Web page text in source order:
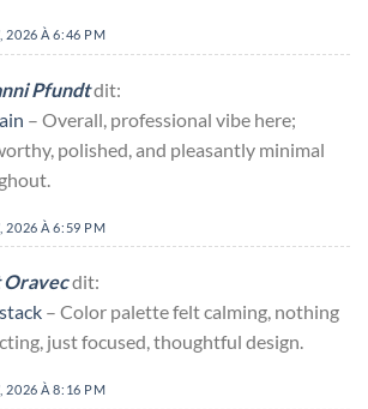
2026 À 6:46 PM
Pfundtdit:
– Overall, professional vibe here;
polished, and pleasantly minimal
2026 À 6:59 PM
Oravecdit:
– Color palette felt calming, nothing
just focused, thoughtful design.
2026 À 8:16 PM